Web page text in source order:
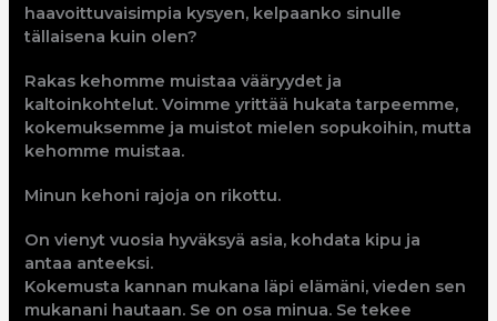
haavoittuvaisimpia kysyen, kelpaanko sinulle
tällaisena kuin olen?
Rakas kehomme muistaa vääryydet ja
kaltoinkohtelut. Voimme yrittää hukata tarpeemme,
kokemuksemme ja muistot mielen sopukoihin, mutta
kehomme muistaa.
Minun kehoni rajoja on rikottu.
On vienyt vuosia hyväksyä asia, kohdata kipu ja
antaa anteeksi.
Kokemusta kannan mukana läpi elämäni, vieden sen
mukanani hautaan. Se on osa minua. Se tekee